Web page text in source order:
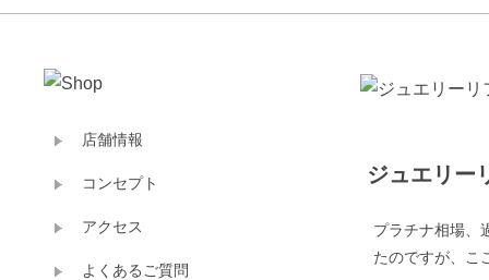
ジュエリー
プラチナ相場、
たのですが、こ
店舗情報
コンセプト
アクセス
よくあるご質問